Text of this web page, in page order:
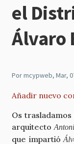
el
Álvaro
Pormcypweb, Mar,
Añadir nuevo
Os
arquitecto
que impartió